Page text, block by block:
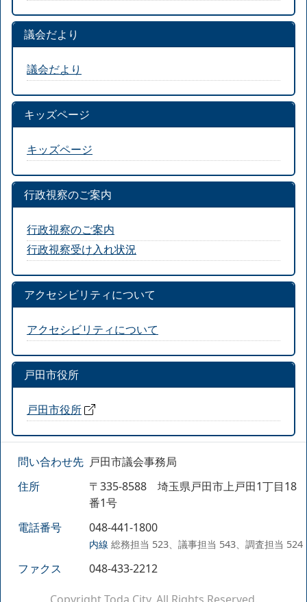
議会だより
議会だより
キッズページ
キッズページ
行政視察のご案内
行政視察のご案内
行政視察受け入れ状況
アクセシビリティについて
アクセシビリティについて
戸田市役所
戸田市役所
問い合わせ先 戸田市議会事務局
住所
〒335-8588 埼玉県戸田市上戸田1丁目18
番1号
電話番号
048-441-1800
内線 総務担当 523、議事担当 543、調査担当 524
ファクス 048-433-2212